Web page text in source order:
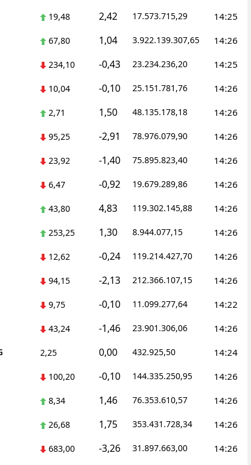
Kastamonu
Kayseri
Kırklareli
Kırşehir
Kocaeli
Konya
Kütahya
Malatya
Manisa
Kahramanmaraş
Mardin
Muğla
Nevşehir
Niğde
19,48 2,42 17.573.715,29 14:25
67,80 1,04 3.922.139.307,65 14:26
234,10 -0,43 23.234.236,20 14:25
10,04 -0,10 25.151.781,76 14:26
2,71 1,50 48.135.178,18 14:26
95,25 -2,91 78.976.079,90 14:26
23,92 -1,40 75.895.823,40 14:26
6,47 -0,92 19.679.289,86 14:26
43,80 4,83 119.302.145,88 14:26
253,25 1,30 8.944.077,15 14:26
12,62 -0,24 119.214.427,70 14:26
94,15 -2,13 212.366.107,15 14:26
9,75 -0,10 11.099.277,64 14:22
43,24 -1,46 23.901.306,06 14:26
2,25 0,00 432.925,50 14:24
100,20 -0,10 144.335.250,95 14:26
8,34 1,46 76.353.610,57 14:26
26,68 1,75 353.431.728,34 14:26
683,00 -3,26 31.897.663,00 14:26